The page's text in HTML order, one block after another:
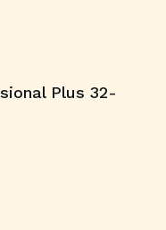
Plus 32-